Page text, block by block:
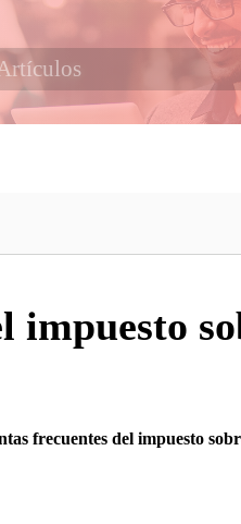
impuesto
frecuentes del impuesto